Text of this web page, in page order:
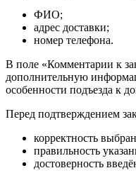
ФИО;
адрес доставки;
номер телефона.
В поле «Комментарии к
дополнительную
особенности подъезда к
Перед подтверждением
корректность
правильность
достоверность